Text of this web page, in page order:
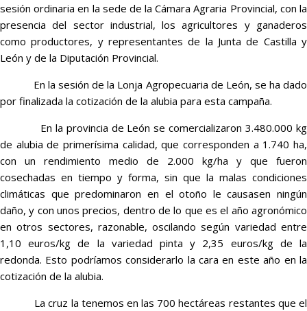
sesión ordinaria en la sede de la Cámara Agraria Provincial, con la
presencia del sector industrial, los agricultores y ganaderos
como productores, y representantes de la Junta de Castilla y
León y de la Diputación Provincial.
En la sesión de la Lonja Agropecuaria de León, se ha dado
por finalizada la cotización de la alubia para esta campaña.
En la provincia de León se comercializaron 3.480.000 kg
de alubia de primerísima calidad, que corresponden a 1.740 ha,
con un rendimiento medio de 2.000 kg/ha y que fueron
cosechadas en tiempo y forma, sin que la malas condiciones
climáticas que predominaron en el otoño le causasen ningún
daño, y con unos precios, dentro de lo que es el año agronómico
en otros sectores, razonable, oscilando según variedad entre
1,10 euros/kg de la variedad pinta y 2,35 euros/kg de la
redonda. Esto podríamos considerarlo la cara en este año en la
cotización de la alubia.
La cruz la tenemos en las 700 hectáreas restantes que el